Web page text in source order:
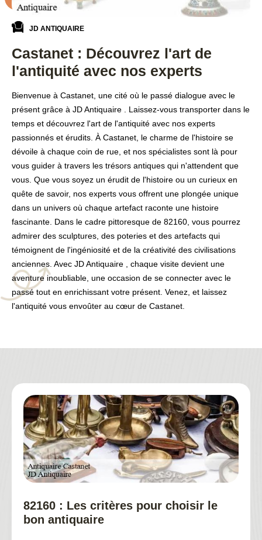
JD ANTIQUAIRE
Castanet : Découvrez l'art de
l'antiquité avec nos experts
Bienvenue à Castanet, une cité où le passé dialogue avec le
présent grâce à JD Antiquaire . Laissez-vous transporter dans le
temps et découvrez l'art de l'antiquité avec nos experts
passionnés et érudits. À Castanet, le charme de l'histoire se
dévoile à chaque coin de rue, et nos spécialistes sont là pour
vous guider à travers les trésors antiques qui n'attendent que
vous. Que vous soyez un érudit de l'histoire ou un curieux en
quête de savoir, nos experts vous offrent une plongée unique
dans un univers où chaque artefact raconte une histoire
fascinante. Dans le cadre pittoresque de 82160, vous pourrez
admirer des sculptures, des poteries et des artefacts qui
témoignent de l'ingéniosité et de la créativité des civilisations
anciennes. Avec JD Antiquaire , chaque visite devient une
aventure inoubliable, une occasion de se connecter avec le
passé tout en enrichissant votre présent. Venez, et laissez
l'antiquité vous envoûter au cœur de Castanet.
82160 : Les critères pour choisir le
bon antiquaire